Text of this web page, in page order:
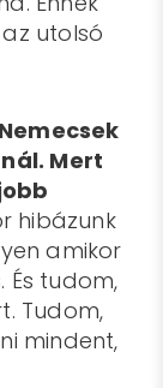
utolsó
Mert
hibázunk
amikor
És tudom,
Tudom,
mindent,